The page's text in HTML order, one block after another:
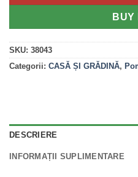
BUY
SKU: 38043
Categorii: CASĂ ȘI GRĂDINĂ,
DESCRIERE
INFORMAȚII SUPLIMENTARE